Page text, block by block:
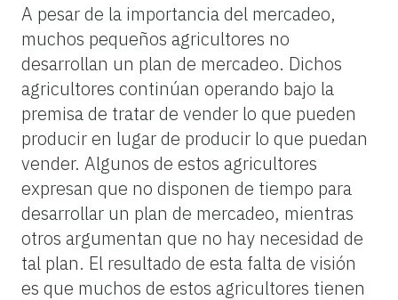
A pesar de la importancia del mercadeo,
muchos pequeños agricultores no
desarrollan un plan de mercadeo. Dichos
agricultores continúan operando bajo la
premisa de tratar de vender lo que pueden
producir en lugar de producir lo que puedan
vender. Algunos de estos agricultores
expresan que no disponen de tiempo para
desarrollar un plan de mercadeo, mientras
otros argumentan que no hay necesidad de
tal plan. El resultado de esta falta de visión
es que muchos de estos agricultores tienen